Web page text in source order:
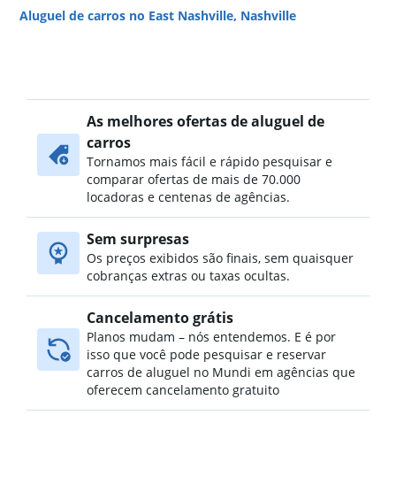
Aluguel de carros no East Nashville, Nashville
Aluguel de carros no Green Hills, Nashville
Aluguel de carros no Hadley / Washington / Watkins Park,
Nashville
Aluguel de carros no Hillwood / White Bridge, Nashville
Aluguel de carros no Hope Gardens / Buena Vista,
Aluguel de carros no Larkwood, Nashville
Aluguel de carros no Madison, Nashville
Aluguel de carros no Midtown / West End / Music Row,
As melhores ofertas de aluguel de
carros
Tornamos mais fácil e rápido pesquisar e
comparar ofertas de mais de 70.000
locadoras e centenas de agências.
Sem surpresas
Os preços exibidos são finais, sem quaisquer
cobranças extras ou taxas ocultas.
Cancelamento grátis
Planos mudam – nós entendemos. E é por
isso que você pode pesquisar e reservar
carros de aluguel no Mundi em agências que
oferecem cancelamento gratuito